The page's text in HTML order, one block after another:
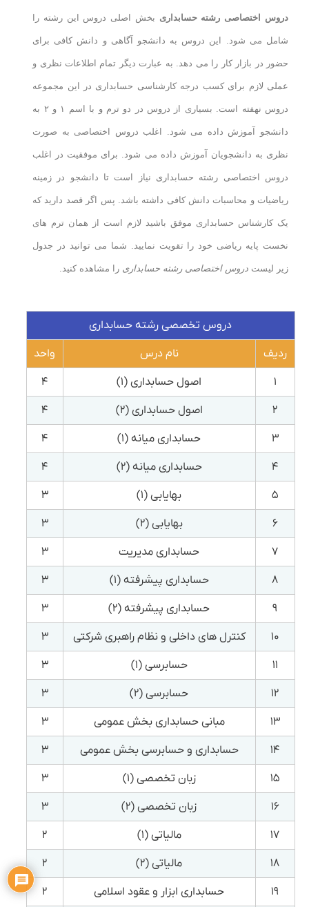
دروس اختصاصی رشته حسابداری بخش اصلی دروس این رشته را
شامل می شود. این دروس به دانشجو آگاهی و دانش کافی برای
حضور در بازار کار را می دهد. به عبارت دیگر تمام اطلاعات نظری و
عملی لازم برای کسب درجه کارشناسی حسابداری در این مجموعه
دروس نهفته است. بسیاری از دروس در دو ترم و با اسم ۱ و ۲ به
دانشجو آموزش داده می شود. اغلب دروس اختصاصی به صورت
نظری به دانشجویان آموزش داده می شود. برای موفقیت در اغلب
دروس اختصاصی رشته حسابداری نیاز است تا دانشجو در زمینه
ریاضیات و محاسبات دانش کافی داشته باشد. پس اگر قصد دارید که
یک کارشناس حسابداری موفق باشید لازم است از همان ترم های
نخست پایه ریاضی خود را تقویت نمایید. شما می توانید در جدول
زیر لیست دروس اختصاصی رشته حسابداری را مشاهده کنید.
دروس تخصصی رشته حسابداری
ردیف نام درس واحد
۱ اصول حسابداری (۱) ۴
۲ اصول حسابداری (۲) ۴
۳ حسابداری میانه (۱) ۴
۴ حسابداری میانه (۲) ۴
۵ بهایابی (۱) ۳
۶ بهایابی (۲) ۳
۷ حسابداری مدیریت ۳
۸ حسابداری پیشرفته (۱) ۳
۹ حسابداری پیشرفته (۲) ۳
۱۰ کنترل های داخلی و نظام راهبری شرکتی ۳
۱۱ حسابرسی (۱) ۳
۱۲ حسابرسی (۲) ۳
۱۳ مبانی حسابداری بخش عمومی ۳
۱۴ حسابداری و حسابرسی بخش عمومی ۳
۱۵ زبان تخصصی (۱) ۳
۱۶ زبان تخصصی (۲) ۳
۱۷ مالیاتی (۱) ۲
۱۸ مالیاتی (۲) ۲
۱۹ حسابداری ابزار و عقود اسلامی ۲